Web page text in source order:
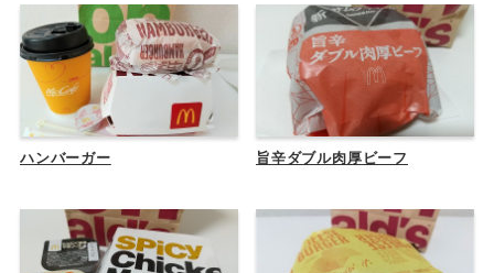
ハンバーガー 旨辛ダブル肉厚ビーフ